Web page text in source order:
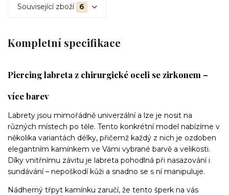
Související zboží 6
Kompletní specifikace
Piercing labreta z chirurgické oceli se zirkonem –
více barev
Labrety jsou mimořádně univerzální a lze je nosit na
různých místech po těle. Tento konkrétní model nabízíme v
několika variantách délky, přičemž každý z nich je ozdoben
elegantním kamínkem ve Vámi vybrané barvě a velikosti.
Díky vnitřnímu závitu je labreta pohodlná při nasazování i
sundávání – nepoškodí kůži a snadno se s ní manipuluje.
Nádherný třpyt kamínku zaručí, že tento šperk na vás